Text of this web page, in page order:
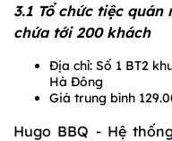
3.1 Tổ chức tiệc
chứa tới 200 khách
Địa chỉ: Số 1 BT2
Hà Đông
Giá trung bình
Hugo BBQ - Hệ